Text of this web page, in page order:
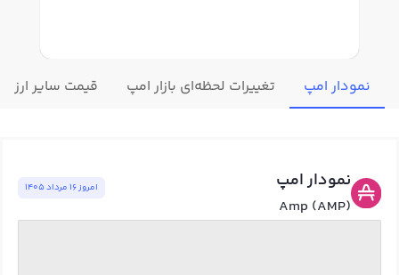
نمودار امپ تغییرات لحظه‌ای بازار امپ قیمت سایر
نمودار امپ
Amp (AMP)
امروز ١٦ مرداد ١٤٠٥